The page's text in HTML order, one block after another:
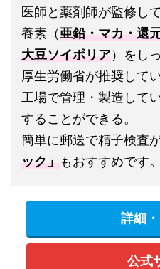
医師と薬剤師が監修し
養素（ 亜鉛・マカ・還
大豆ソイポリア）をし
厚生労働省が推奨してい
工場で管理・製造して
することができる。
簡単に郵送で精子検査
ック」 もおすすめです。
詳細
公式